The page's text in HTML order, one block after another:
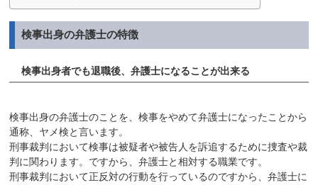
検事出身の弁護士の特徴
検事出身者でも退職後、弁護士になることが出来る
検事出身の弁護士のことを、検事をやめて弁護士になったことから
通称、ヤメ検と言います。
刑事裁判において検事は被疑者や被告人を訴追するために捜査や裁
判に関わります。ですから、弁護士と相対する職業です。
刑事裁判において正反対の行動を行っているのですから、弁護士に